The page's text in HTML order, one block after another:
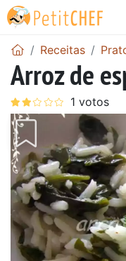
Receitas
Arroz de